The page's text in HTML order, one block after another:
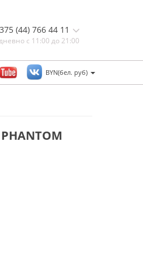
(44) 766 44 11
с 11:00 до 21:00
BYN(бел. руб)